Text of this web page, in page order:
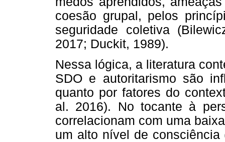
coesão grupal, pelos
seguridade coletiva
2017; Duckit, 1989).
Nessa lógica, a literatura
SDO e autoritarismo são
quanto por fatores do
al. 2016). No tocante à
correlacionam com uma
um alto nível de